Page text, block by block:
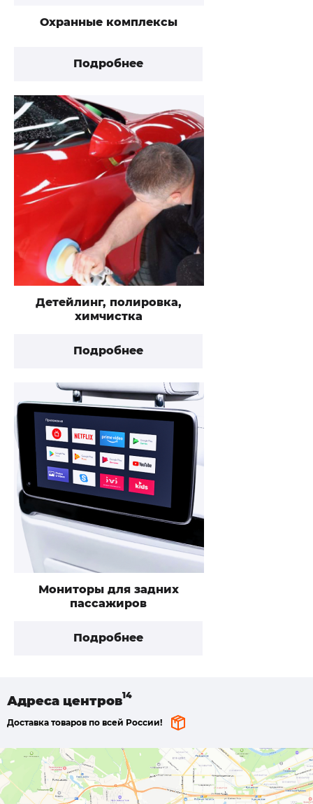
Охранные комплексы
Подробнее
Детейлинг, полировка,
химчистка
Подробнее
Мониторы для задних
пассажиров
Подробнее
Адреса центров
Доставка товаров по всей России!